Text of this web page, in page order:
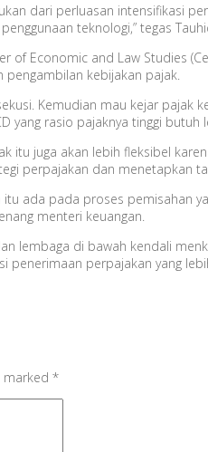
dari perluasan intensifikasi
teknologi,” tegas
of Economic and Law Studies
pengambilan kebijakan pajak.
Kemudian mau kejar
yang rasio pajaknya tinggi
itu juga akan lebih fleksibel
perpajakan dan menetapkan
ada pada proses pemisahan
menteri keuangan.
lembaga di bawah kendali
perpajakan yang
marked *